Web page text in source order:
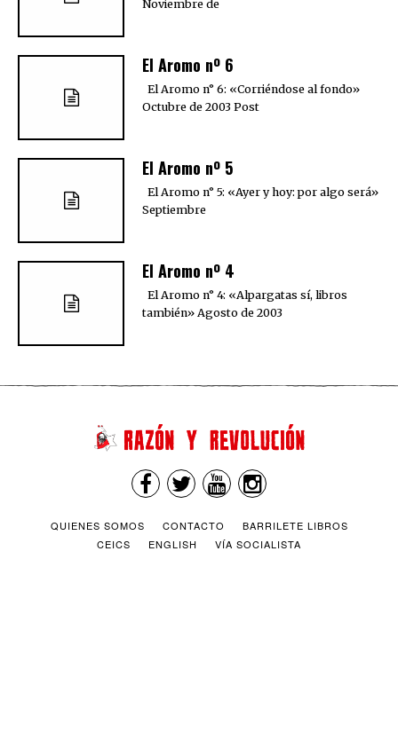
Noviembre de
El Aromo nº 6
El Aromo n° 6: «Corriéndose al fondo»
Octubre de 2003 Post
El Aromo nº 5
El Aromo n° 5: «Ayer y hoy: por algo será»
Septiembre
El Aromo nº 4
El Aromo n° 4: «Alpargatas sí, libros
también» Agosto de 2003
QUIENES SOMOS CONTACTO
BARRILETE LIBROS
CEICS
ENGLISH VÍA SOCIALISTA